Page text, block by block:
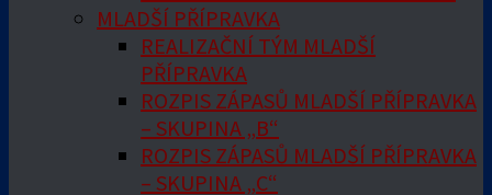
MLADŠÍ PŘÍPRAVKA
REALIZAČNÍ TÝM MLADŠÍ
PŘÍPRAVKA
ROZPIS ZÁPASŮ MLADŠÍ PŘÍPRAVKA
– SKUPINA „B“
ROZPIS ZÁPASŮ MLADŠÍ PŘÍPRAVKA
– SKUPINA „C“